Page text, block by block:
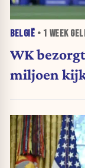
BELGIË • 1 WEEK
WK
miljoen